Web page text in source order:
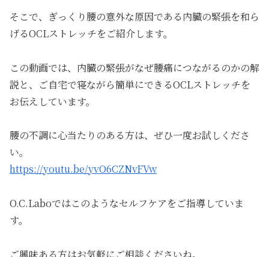
そこで、ぎっくり腰の意外な原因である内臓の緊張を和ら
げるOCLストレッチをご紹介します。
この動画では、内臓の緊張がなぜ腰痛につながるのかの解
説と、ご自宅で寝ながら簡単にできるOCLストレッチを
お伝えしています。
腰の不調に心当たりのある方は、ぜひ一度お試しくださ
い。
https://youtu.be/yvO6CZNvFVw
O.C.Laboではこのようなセルフケアをご指導していま
す。